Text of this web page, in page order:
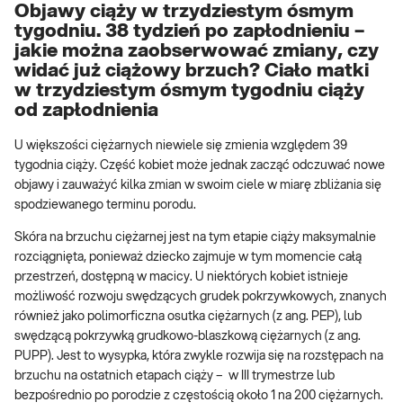
Objawy ciąży w trzydziestym ósmym
tygodniu. 38 tydzień po zapłodnieniu –
jakie można zaobserwować zmiany, czy
widać już ciążowy brzuch? Ciało matki
w trzydziestym ósmym tygodniu ciąży
od zapłodnienia
U większości ciężarnych niewiele się zmienia względem 39
tygodnia ciąży. Część kobiet może jednak zacząć odczuwać nowe
objawy i zauważyć kilka zmian w swoim ciele w miarę zbliżania się
spodziewanego terminu porodu.
Skóra na brzuchu ciężarnej jest na tym etapie ciąży maksymalnie
rozciągnięta, ponieważ dziecko zajmuje w tym momencie całą
przestrzeń, dostępną w macicy. U niektórych kobiet istnieje
możliwość rozwoju swędzących grudek pokrzywkowych, znanych
również jako polimorficzna osutka ciężarnych (z ang. PEP), lub
swędzącą pokrzywką grudkowo-blaszkową ciężarnych (z ang.
PUPP). Jest to wysypka, która zwykle rozwija się na rozstępach na
brzuchu na ostatnich etapach ciąży – w III trymestrze lub
bezpośrednio po porodzie z częstością około 1 na 200 ciężarnych.